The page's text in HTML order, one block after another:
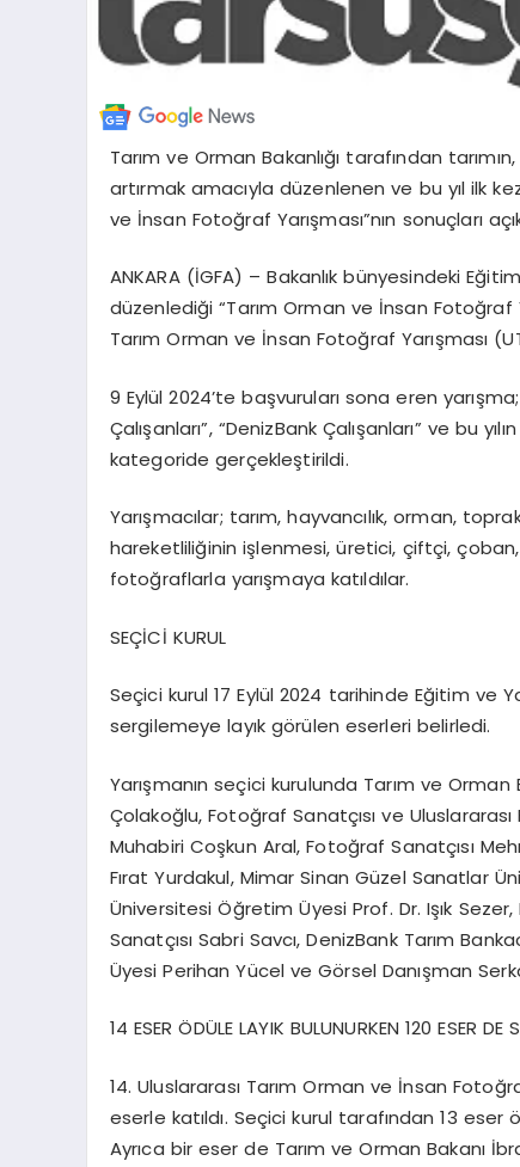
Tarım ve Orman Bakanlığı tarafından
artırmak amacıyla düzenlenen ve bu yıl ilk
ve İnsan Fotoğraf Yarışması”nın sonuçları
ANKARA (İGFA) – Bakanlık bünyesindeki
düzenlediği “Tarım Orman ve İnsan Fotoğraf
Tarım Orman ve İnsan Fotoğraf Yarışması
9 Eylül 2024’te başvuruları sona eren
Çalışanları”, “DenizBank Çalışanları” ve bu
kategoride gerçekleştirildi.
Yarışmacılar; tarım, hayvancılık, orman,
hareketliliğinin işlenmesi, üretici, çiftçi,
fotoğraflarla yarışmaya katıldılar.
SEÇİCİ KURUL
Seçici kurul 17 Eylül 2024 tarihinde Eğitim ve
sergilemeye layık görülen eserleri belirledi.
Yarışmanın seçici kurulunda Tarım ve Orman
Çolakoğlu, Fotoğraf Sanatçısı ve
Muhabiri Coşkun Aral, Fotoğraf Sanatçısı
Fırat Yurdakul, Mimar Sinan Güzel Sanatlar
Üniversitesi Öğretim Üyesi Prof. Dr. Işık
Sanatçısı Sabri Savcı, DenizBank Tarım
Üyesi Perihan Yücel ve Görsel Danışman
14 ESER ÖDÜLE LAYIK BULUNURKEN 120 ESER DE
14. Uluslararası Tarım Orman ve İnsan
eserle katıldı. Seçici kurul tarafından 13
Ayrıca bir eser de Tarım ve Orman Bakanı